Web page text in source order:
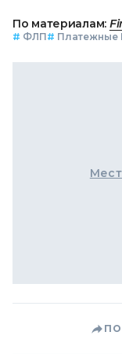
По материалам:
# ФЛП# Платежные